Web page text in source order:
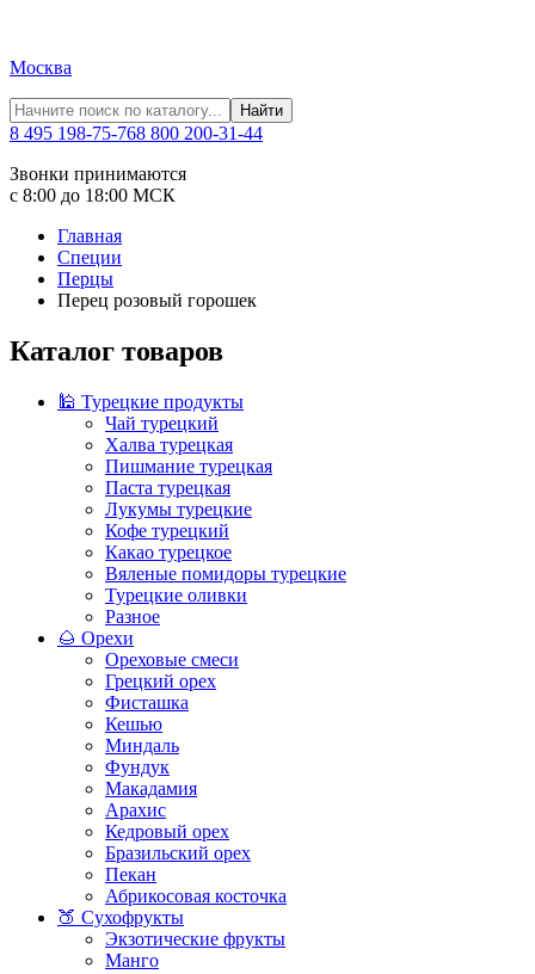
Москва
Найти
8 495 198-75-768 800 200-31-44
Звонки принимаются
с 8:00 до 18:00 МСК
Главная
Специи
Перцы
Перец розовый горошек
Каталог товаров
🕌 Турецкие продукты
Чай турецкий
Халва турецкая
Пишмание турецкая
Паста турецкая
Лукумы турецкие
Кофе турецкий
Какао турецкое
Вяленые помидоры турецкие
Турецкие оливки
Разное
🌰 Орехи
Ореховые смеси
Грецкий орех
Фисташка
Кешью
Миндаль
Фундук
Макадамия
Арахис
Кедровый орех
Бразильский орех
Пекан
Абрикосовая косточка
🍑 Сухофрукты
Экзотические фрукты
Манго